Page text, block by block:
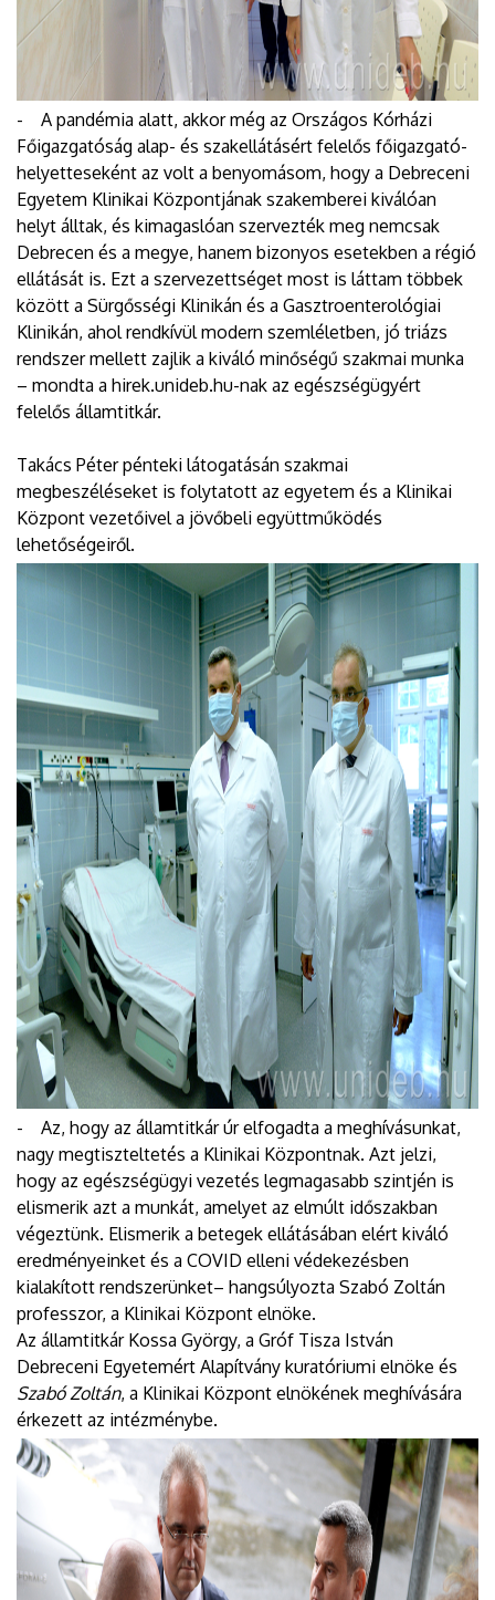
- A pandémia alatt, akkor még az Országos Kórházi
Főigazgatóság alap- és szakellátásért felelős főigazgató-
helyetteseként az volt a benyomásom, hogy a Debreceni
Egyetem Klinikai Központjának szakemberei kiválóan
helyt álltak, és kimagaslóan szervezték meg nemcsak
Debrecen és a megye, hanem bizonyos esetekben a régió
ellátását is. Ezt a szervezettséget most is láttam többek
között a Sürgősségi Klinikán és a Gasztroenterológiai
Klinikán, ahol rendkívül modern szemléletben, jó triázs
rendszer mellett zajlik a kiváló minőségű szakmai munka
– mondta a hirek.unideb.hu-nak az egészségügyért
felelős államtitkár.
Takács Péter pénteki látogatásán szakmai
megbeszéléseket is folytatott az egyetem és a Klinikai
Központ vezetőivel a jövőbeli együttműködés
lehetőségeiről.
- Az, hogy az államtitkár úr elfogadta a meghívásunkat,
nagy megtiszteltetés a Klinikai Központnak. Azt jelzi,
hogy az egészségügyi vezetés legmagasabb szintjén is
elismerik azt a munkát, amelyet az elmúlt időszakban
végeztünk. Elismerik a betegek ellátásában elért kiváló
eredményeinket és a COVID elleni védekezésben
kialakított rendszerünket– hangsúlyozta Szabó Zoltán
professzor, a Klinikai Központ elnöke.
Az államtitkár Kossa György, a Gróf Tisza István
Debreceni Egyetemért Alapítvány kuratóriumi elnöke és
Szabó Zoltán, a Klinikai Központ elnökének meghívására
érkezett az intézménybe.